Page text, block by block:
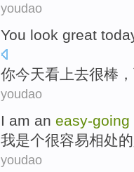
youdao
You look great
你今天看上去很棒 ，
youdao
I am an easy-going
我是个很容易相处的
youdao